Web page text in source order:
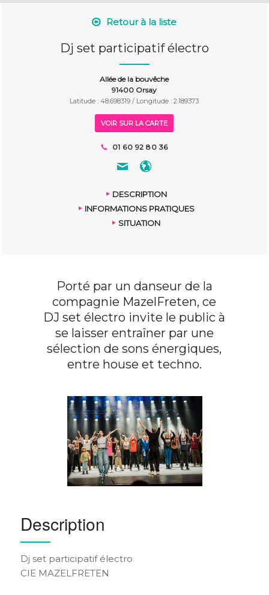
Retour à la liste
Dj set participatif électro
Allée de la bouvêche
91400 Orsay
Latitude : 48.698319 / Longitude : 2.189373
VOIR SUR LA CARTE
01 60 92 80 36
DESCRIPTION
INFORMATIONS PRATIQUES
SITUATION
Porté par un danseur de la
compagnie MazelFreten, ce
DJ set électro invite le public à
se laisser entraîner par une
sélection de sons énergiques,
entre house et techno.
Description
Dj set participatif électro
CIE MAZELFRETEN